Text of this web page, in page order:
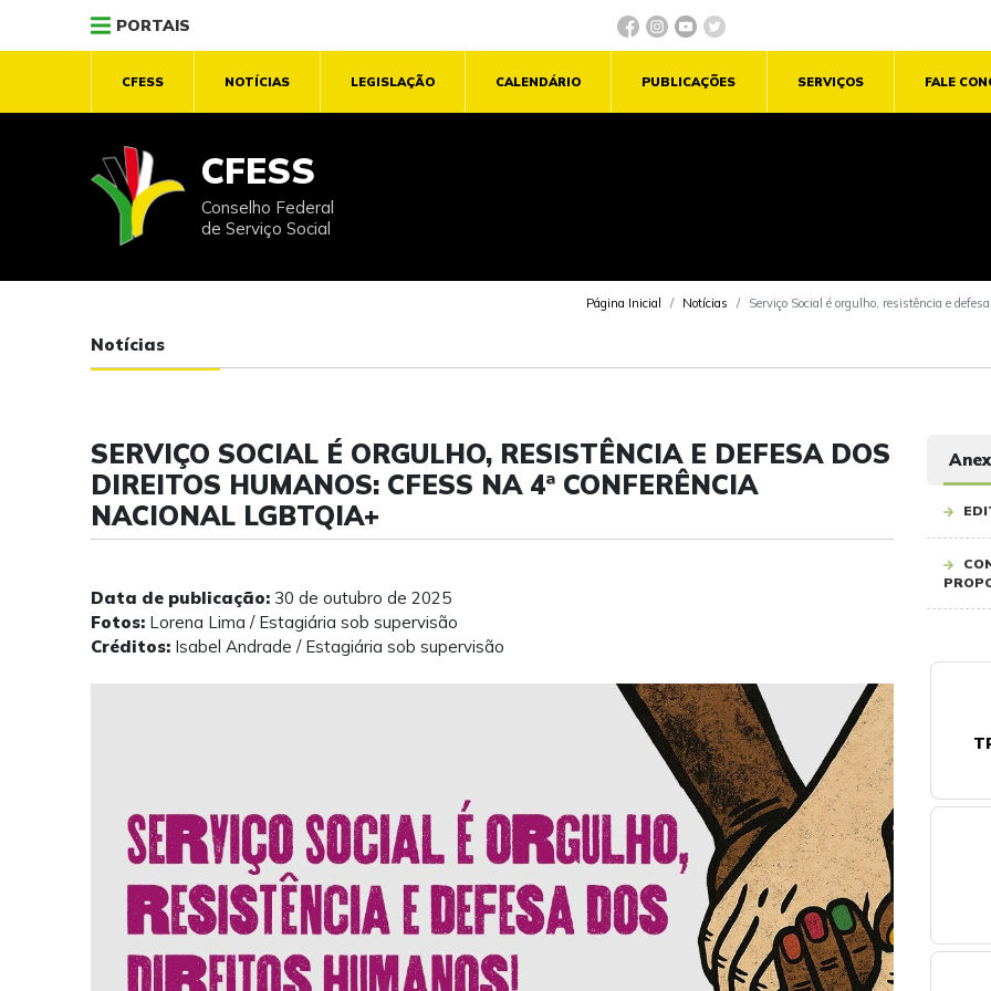
PORTAIS
CFESS NOTÍCIAS LEGISLAÇÃO CALENDÁRIO PUBLICAÇÕES SERVIÇOS FALE
CFESS
Conselho Federal
de Serviço Social
Página Inicial Notícias Serviço Social é orgulho, resistência e
Notícias
SERVIÇO SOCIAL É ORGULHO, RESISTÊNCIA E DEFESA DOS
DIREITOS HUMANOS: CFESS NA 4ª CONFERÊNCIA
NACIONAL LGBTQIA+
Data de publicação: 30 de outubro de 2025
Fotos: Lorena Lima / Estagiária sob supervisão
Créditos: Isabel Andrade / Estagiária sob supervisão